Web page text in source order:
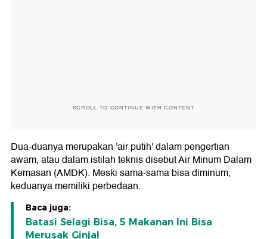
SCROLL TO CONTINUE WITH CONTENT
Dua-duanya merupakan 'air putih' dalam pengertian
awam, atau dalam istilah teknis disebut Air Minum Dalam
Kemasan (AMDK). Meski sama-sama bisa diminum,
keduanya memiliki perbedaan.
Baca juga:
Batasi Selagi Bisa, 5 Makanan Ini Bisa
Merusak Ginjal